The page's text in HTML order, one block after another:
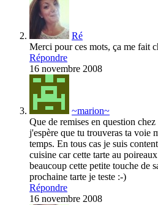
Ré
Merci pour ces mots, ça me fait
Répondre
16 novembre 2008
~marion~
Que de remises en question
j'espère que tu trouveras ta voie
temps. En tous cas je suis
cuisine car cette tarte au
beaucoup cette petite touche de
prochaine tarte je teste :-)
Répondre
16 novembre 2008